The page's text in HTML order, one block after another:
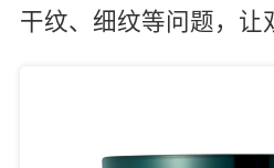
干纹、细纹等问题，让